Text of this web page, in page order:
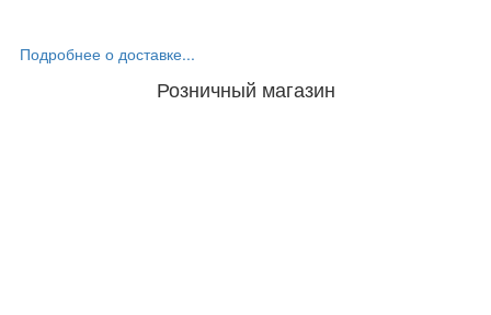
Подробнее о доставке...
Розничный магазин